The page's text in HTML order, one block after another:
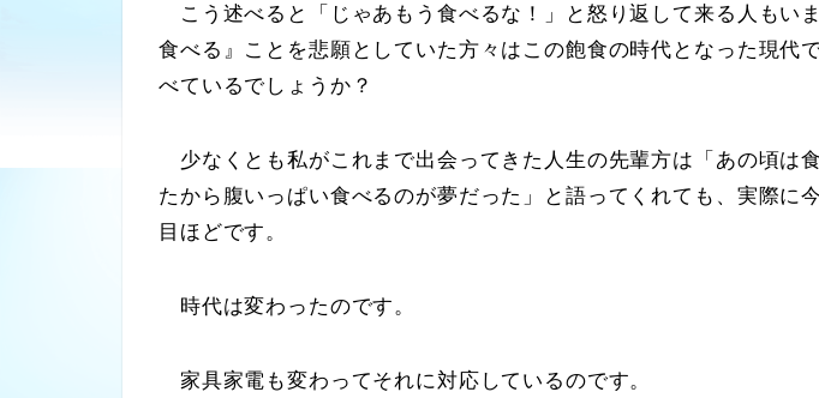
こう述べると「じゃあもう食べるな！」と怒り返して来る人もい
食べる』ことを悲願としていた方々はこの飽食の時代となった現代
べているでしょうか？
少なくとも私がこれまで出会ってきた人生の先輩方は「あの頃は
たから腹いっぱい食べるのが夢だった」と語ってくれても、実際に
目ほどです。
時代は変わったのです。
家具家電も変わってそれに対応しているのです。